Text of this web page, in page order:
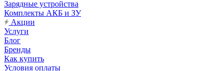
Зарядные устройства
Комплекты АКБ и ЗУ
Акции
Услуги
Блог
Бренды
Как купить
Условия оплаты